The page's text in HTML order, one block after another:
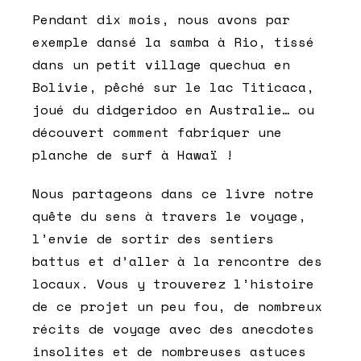
Pendant dix mois, nous avons par
exemple dansé la samba à Rio, tissé
dans un petit village quechua en
Bolivie, pêché sur le lac Titicaca,
joué du didgeridoo en Australie… ou
découvert comment fabriquer une
planche de surf à Hawaï !
Nous partageons dans ce livre notre
quête du sens à travers le voyage,
l’envie de sortir des sentiers
battus et d’aller à la rencontre des
locaux. Vous y trouverez l’histoire
de ce projet un peu fou, de nombreux
récits de voyage avec des anecdotes
insolites et de nombreuses astuces